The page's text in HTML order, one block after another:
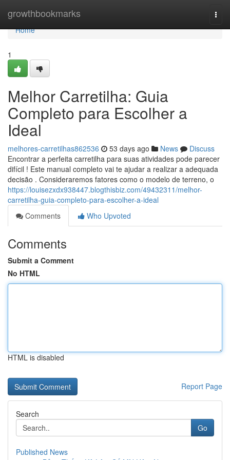
growthbookmarks
Home
Home
1
Melhor Carretilha: Guia
Completo para Escolher a
Ideal
melhores-carretilhas862536 53 days ago News
Discuss
Encontrar a perfeita carretilha para suas atividades pode parecer
difícil ! Este manual completo vai te ajudar a realizar a adequada
decisão . Consideraremos fatores como o modelo de terreno, o
https://louisezxdx938447.blogthisbiz.com/49432311/melhor-
carretilha-guia-completo-para-escolher-a-ideal
Comments
Who Upvoted
Comments
Submit a Comment
No HTML
HTML is disabled
Report Page
Search
Go
Published News